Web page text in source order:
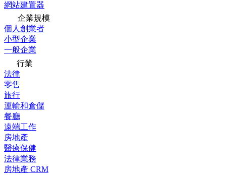
網站建置器
企業規模
個人創業者
小型企業
一般企業
行業
法律
零售
旅行
運輸和倉儲
餐廳
遠端工作
房地產
醫療保健
法律業務
房地產 CRM